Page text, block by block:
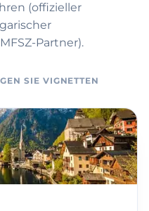
(offizieller
Partner).
SIE VIGNETTEN